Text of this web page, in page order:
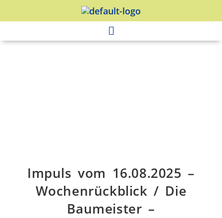
Impuls vom 16.08.2025 –
Wochenrückblick / Die
Baumeister –